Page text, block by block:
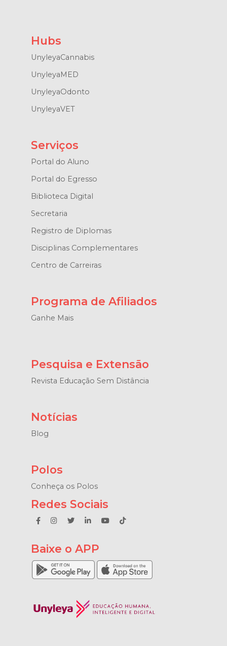
Hubs
UnyleyaCannabis
UnyleyaMED
UnyleyaOdonto
UnyleyaVET
Serviços
Portal do Aluno
Portal do Egresso
Biblioteca Digital
Secretaria
Registro de Diplomas
Disciplinas Complementares
Centro de Carreiras
Programa de Afiliados
Ganhe Mais
Pesquisa e Extensão
Revista Educação Sem Distância
Notícias
Blog
Polos
Conheça os Polos
Redes Sociais
Baixe o APP